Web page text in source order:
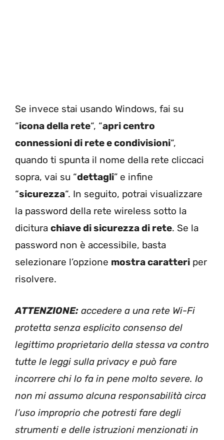
Se invece stai usando Windows, fai su
“icona della rete“, “apri centro
connessioni di rete e condivisioni“,
quando ti spunta il nome della rete cliccaci
sopra, vai su “dettagli” e infine
“sicurezza“. In seguito, potrai visualizzare
la password della rete wireless sotto la
dicitura chiave di sicurezza di rete. Se la
password non è accessibile, basta
selezionare l’opzione mostra caratteri per
risolvere.
ATTENZIONE: accedere a una rete Wi-Fi
protetta senza esplicito consenso del
legittimo proprietario della stessa va contro
tutte le leggi sulla privacy e può fare
incorrere chi lo fa in pene molto severe. Io
non mi assumo alcuna responsabilità circa
l’uso improprio che potresti fare degli
strumenti e delle istruzioni menzionati in